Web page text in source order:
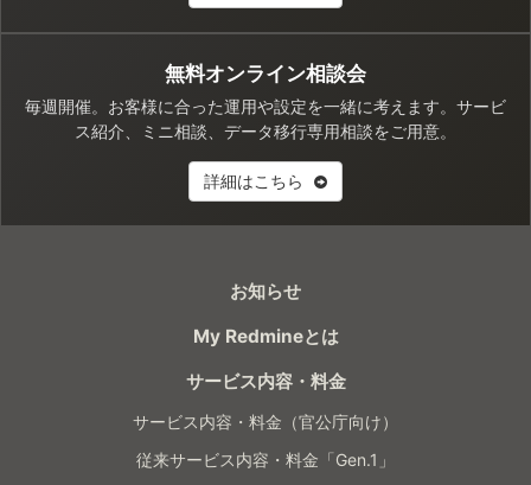
無料オンライン相談会
毎週開催。お客様に合った運用や設定を一緒に考えます。サービ
ス紹介、ミニ相談、データ移行専用相談をご用意。
詳細はこちら
お知らせ
My Redmineとは
サービス内容・料金
サービス内容・料金（官公庁向け）
従来サービス内容・料金「Gen.1」